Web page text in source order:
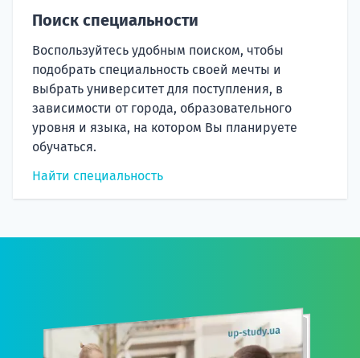
Поиск специальности
Воспользуйтесь удобным поиском, чтобы
подобрать специальность своей мечты и
выбрать университет для поступления, в
зависимости от города, образовательного
уровня и языка, на котором Вы планируете
обучаться.
Найти специальность